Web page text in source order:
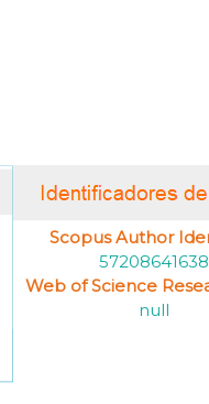
Scopus Author
57208641638
Web of Science
null